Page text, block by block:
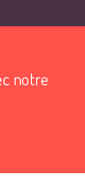
notre